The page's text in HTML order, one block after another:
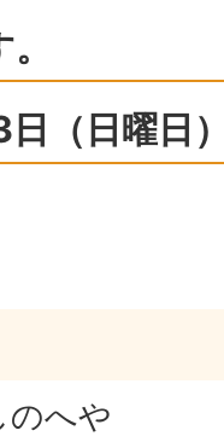
（日曜日
のへや